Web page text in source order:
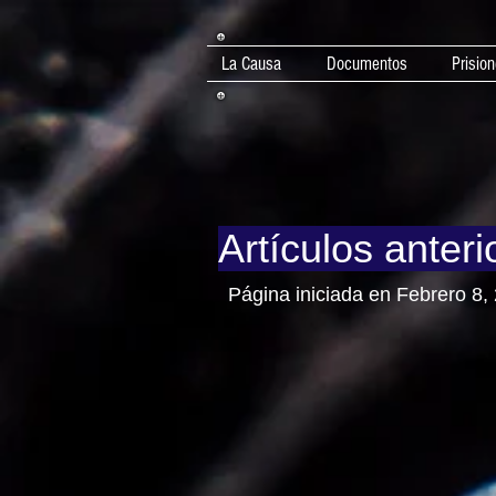
La Causa Documentos
Artículos
Página iniciada en Febrero 8,